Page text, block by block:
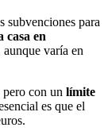
subvenciones para
casa en
varía en
pero con un límite
es que el